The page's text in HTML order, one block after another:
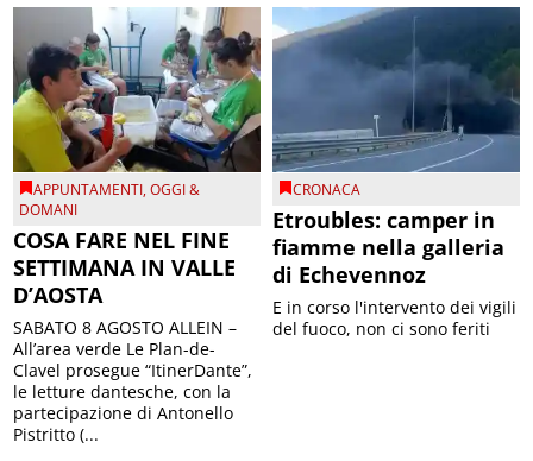
APPUNTAMENTI,OGGI &
DOMANI
COSA FARE NEL FINE
SETTIMANA IN VALLE
D’AOSTA
SABATO 8 AGOSTO ALLEIN –
All’area verde Le Plan-de-
Clavel prosegue “ItinerDante”,
le letture dantesche, con la
partecipazione di Antonello
Pistritto (...
CRONACA
Etroubles: camper in
fiamme nella galleria
di Echevennoz
E in corso l'intervento dei vigili
del fuoco, non ci sono feriti